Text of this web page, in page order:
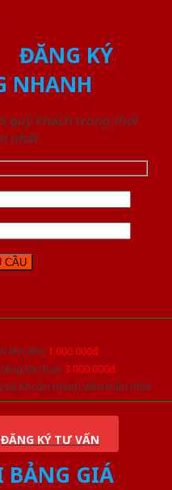
ĐĂNG KÝ
NHANH
quý khách trong thời
nhất
lên đến 1.000.000đ
lớn hơn 3.000.000đ
tài khoản thành viên thân thiết
ĐĂNG KÝ TƯ VẤN
BẢNG GIÁ